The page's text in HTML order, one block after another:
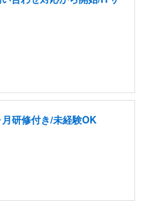
研修付き/未経験OK